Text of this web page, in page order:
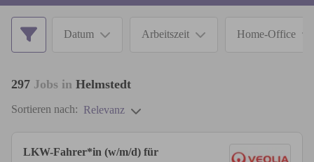
Datum Arbeitszeit Home-Office
297 Jobs in Helmstedt
Sortieren nach: Relevanz
LKW-Fahrer*in (w/m/d) für